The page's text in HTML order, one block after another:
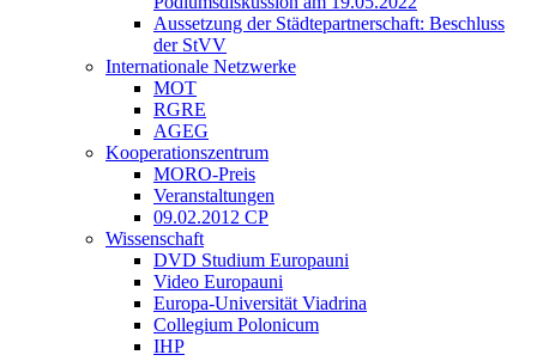
Aussetzung der Städtepartnerschaft: Beschluss
der StVV
Internationale Netzwerke
MOT
RGRE
AGEG
Kooperationszentrum
MORO-Preis
Veranstaltungen
09.02.2012 CP
Wissenschaft
DVD Studium Europauni
Video Europauni
Europa-Universität Viadrina
Collegium Polonicum
IHP